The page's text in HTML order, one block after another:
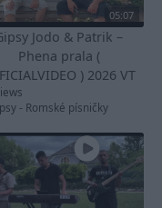
05:07
Jodo & Patrik –
Phena prala (
) 2026 VT
- Romské písničky